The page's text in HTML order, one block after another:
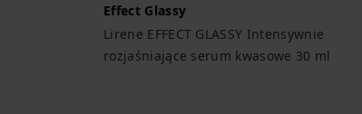
Effect Glassy
Lirene EFFECT GLASSY Intensywnie
rozjaśniające serum kwasowe 30 ml